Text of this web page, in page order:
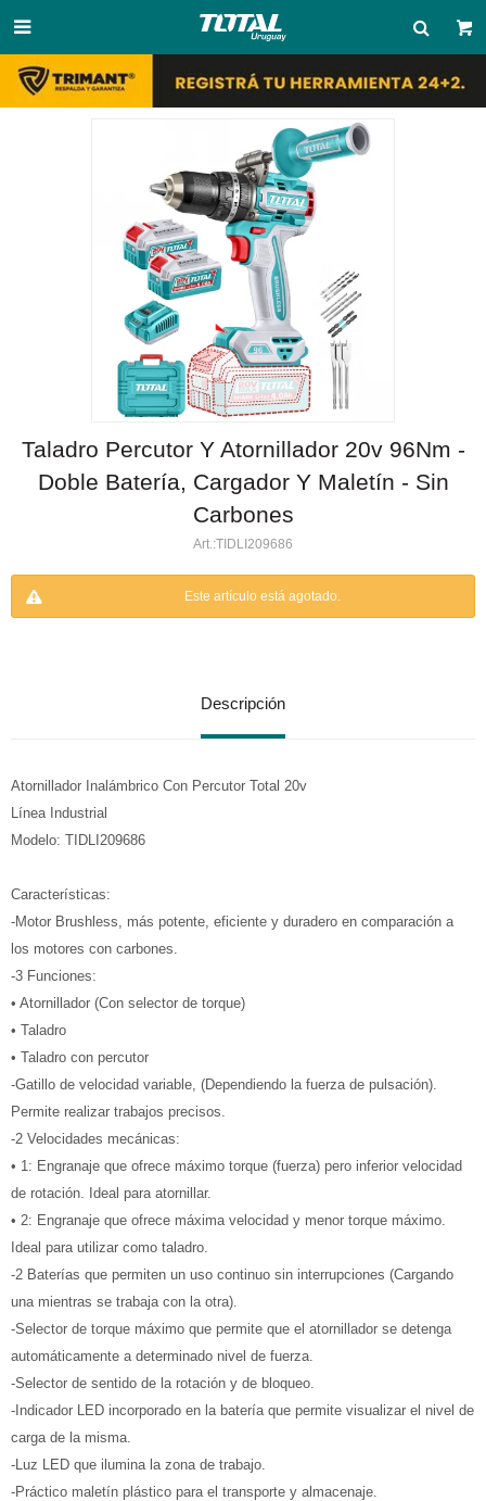

Taladro Percutor Y Atornillador 20v 96Nm -
Doble Batería, Cargador Y Maletín - Sin
Carbones
TIDLI209686
Este artículo está agotado.
Descripción
Atornillador Inalámbrico Con Percutor Total 20v
Línea Industrial
Modelo: TIDLI209686
Características:
-Motor Brushless, más potente, eficiente y duradero en comparación a
los motores con carbones.
-3 Funciones:
• Atornillador (Con selector de torque)
• Taladro
• Taladro con percutor
-Gatillo de velocidad variable, (Dependiendo la fuerza de pulsación).
Permite realizar trabajos precisos.
-2 Velocidades mecánicas:
• 1: Engranaje que ofrece máximo torque (fuerza) pero inferior velocidad
de rotación. Ideal para atornillar.
• 2: Engranaje que ofrece máxima velocidad y menor torque máximo.
Ideal para utilizar como taladro.
-2 Baterías que permiten un uso continuo sin interrupciones (Cargando
una mientras se trabaja con la otra).
-Selector de torque máximo que permite que el atornillador se detenga
automáticamente a determinado nivel de fuerza.
-Selector de sentido de la rotación y de bloqueo.
-Indicador LED incorporado en la batería que permite visualizar el nivel de
carga de la misma.
-Luz LED que ilumina la zona de trabajo.
-Práctico maletín plástico para el transporte y almacenaje.